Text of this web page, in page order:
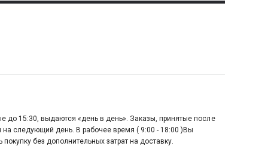
до 15:30, выдаются «день в день». Заказы, принятые после
следующий день. В рабочее время ( 9:00 - 18:00 )Вы
покупку без дополнительных затрат на доставку.